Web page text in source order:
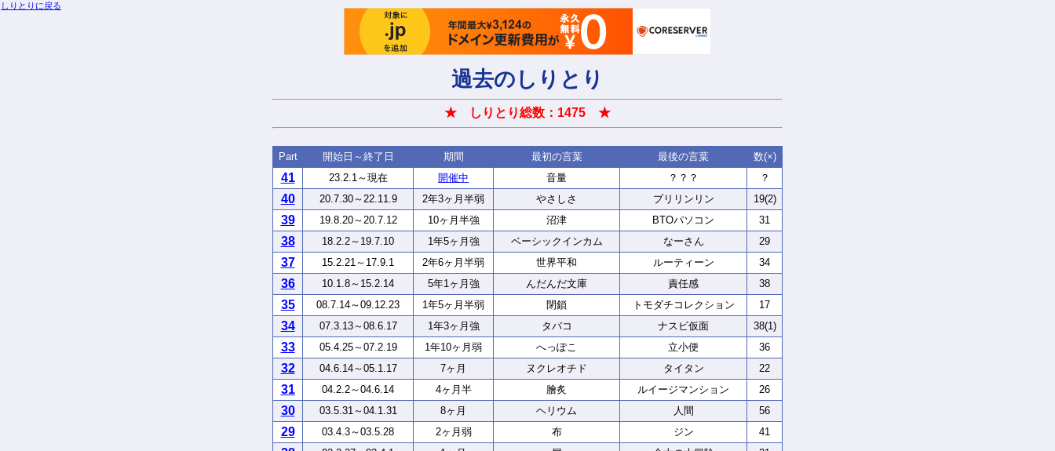
過去のしりとり
★ しりとり総数：1475 ★
Part 開始日～終了日 期間 最初の言葉 最後の言葉 数(×)
41 23.2.1～現在 開催中 音量 ？？？ ？
40 20.7.30～22.11.9 2年3ヶ月半弱 やさしさ プリリンリン 19(2)
39 19.8.20～20.7.12 10ヶ月半強 沼津 BTOパソコン 31
38 18.2.2～19.7.10 1年5ヶ月強 ベーシックインカム なーさん 29
37 15.2.21～17.9.1 2年6ヶ月半弱 世界平和 ルーティーン 34
36 10.1.8～15.2.14 5年1ヶ月強 んだんだ文庫 責任感 38
35 08.7.14～09.12.23 1年5ヶ月半弱 閉鎖 トモダチコレクション 17
34 07.3.13～08.6.17 1年3ヶ月強 タバコ ナスビ仮面 38(1)
33 05.4.25～07.2.19 1年10ヶ月弱 へっぽこ 立小便 36
32 04.6.14～05.1.17 7ヶ月 ヌクレオチド タイタン 22
31 04.2.2～04.6.14 4ヶ月半 膾炙 ルイージマンション 26
30 03.5.31～04.1.31 8ヶ月 ヘリウム 人間 56
29 03.4.3～03.5.28 2ヶ月弱 布 ジン 41
しりとりに戻る